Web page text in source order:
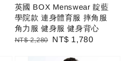
英國 BOX Menswear 靛藍
學院款 連身體育服 摔角服
角力服 健身服 健身背心
Regular
NT$ 2,280
Sale
NT$ 1,780